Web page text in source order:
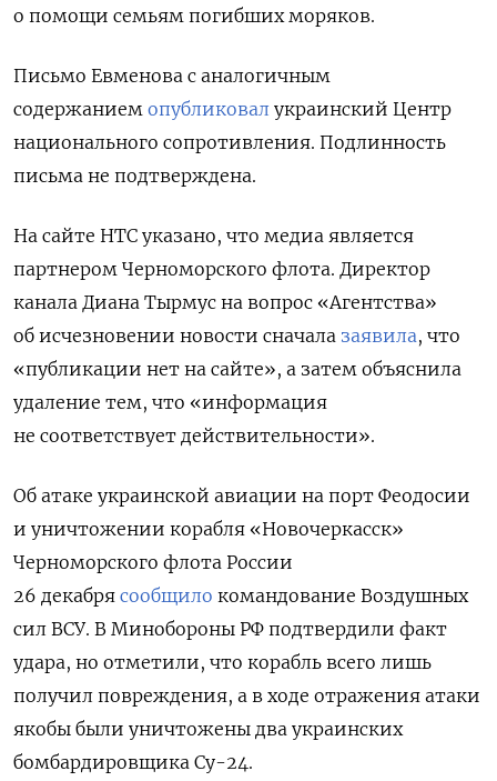
о помощи семьям погибших моряков.
Письмо Евменова с аналогичным
содержанием опубликовал украинский Центр
национального сопротивления. Подлинность
письма не подтверждена.
На сайте НТС указано, что медиа является
партнером Черноморского флота. Директор
канала Диана Тырмус на вопрос «Агентства»
об исчезновении новости сначала заявила, что
«публикации нет на сайте», а затем объяснила
удаление тем, что «информация
не соответствует действительности».
Об атаке украинской авиации на порт Феодосии
и уничтожении корабля «Новочеркасск»
Черноморского флота России
26 декабря сообщило командование Воздушных
сил ВСУ. В Минобороны РФ подтвердили факт
удара, но отметили, что корабль всего лишь
получил повреждения, а в ходе отражения атаки
якобы были уничтожены два украинских
бомбардировщика Су-24.